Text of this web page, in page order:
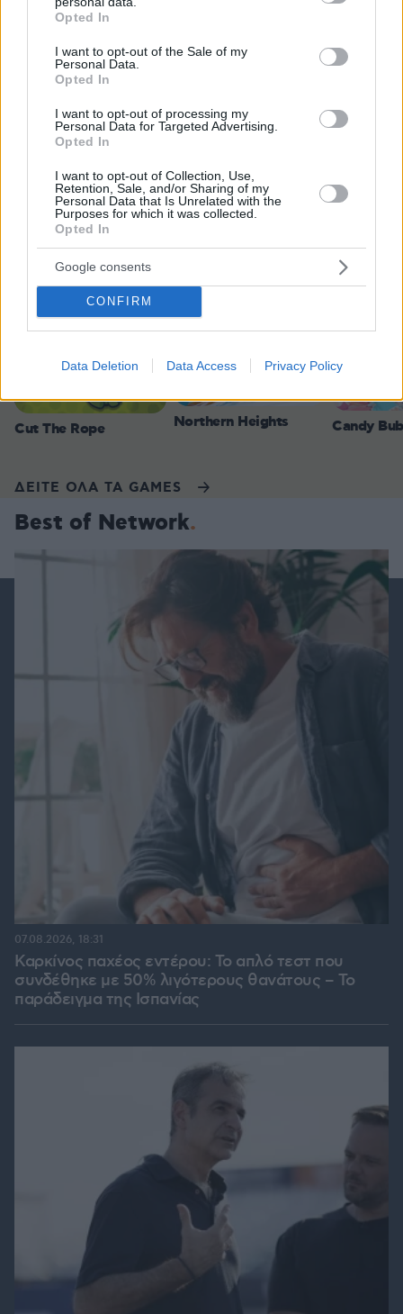
grant or deny consent to Google and its third-party tags to
use your data for below specified purposes in below Google
consent section.
Opted In
I want to opt-out of the Sale of my
Personal Data.
Opted In
I want to opt-out of processing my
Personal Data for Targeted Advertising.
Opted In
I want to opt-out of Collection, Use,
Retention, Sale, and/or Sharing of my
Personal Data that Is Unrelated with the
Purposes for which it was collected.
Opted In
Google consents
CONFIRM
Data Deletion Data Access Privacy Policy
07.08.2026, 20:57
γέφυρας Ρίου-Αντιρρίου: Αντέχει
πρόσκρουση με δεξαμενόπλοιο,
τυφώνες και κόστισε 800 εκατ. ευρώ
07.08.2026, 09:08 72
Games
Cut The Rope Northern Heights Candy
ΔΕΙΤΕ ΟΛΑ ΤΑ GAMES
Best of Network
Καρκίνος παχέος εντέρου: Το απλό τεστ που
συνδέθηκε με 50% λιγότερους θανάτους – Το
παράδειγμα της Ισπανίας
07.08.2026, 18:31